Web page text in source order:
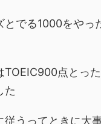
とでる1000をやっ
TOEIC900点とっ
た
従うってときに大